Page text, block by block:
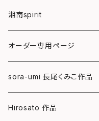
湘南spirit
ポストカード
グリーティングカード
クリアファイル
オーダー専用ページ
sora-umi 長尾くみこ作品
Hirosato 作品